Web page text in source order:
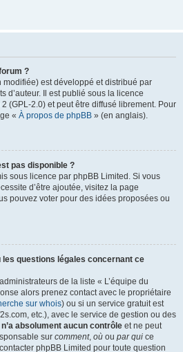
?
est développé et distribué par
d’auteur. Il est publié sous la licence
(GPL-2.0) et peut être diffusé librement. Pour
« À propos de phpBB » (en anglais).
pas disponible ?
sous licence par phpBB Limited. Si vous
d’être ajoutée, visitez la page
pouvez voter pour des idées proposées ou
questions légales concernant ce
de la liste « L’équipe du
alors prenez contact avec le propriétaire
sur whois) ou si un service gratuit est
etc.), avec le service de gestion ou des
n’a absolument aucun contrôle et ne peut
sur comment, où ou par qui ce
phpBB Limited pour toute question